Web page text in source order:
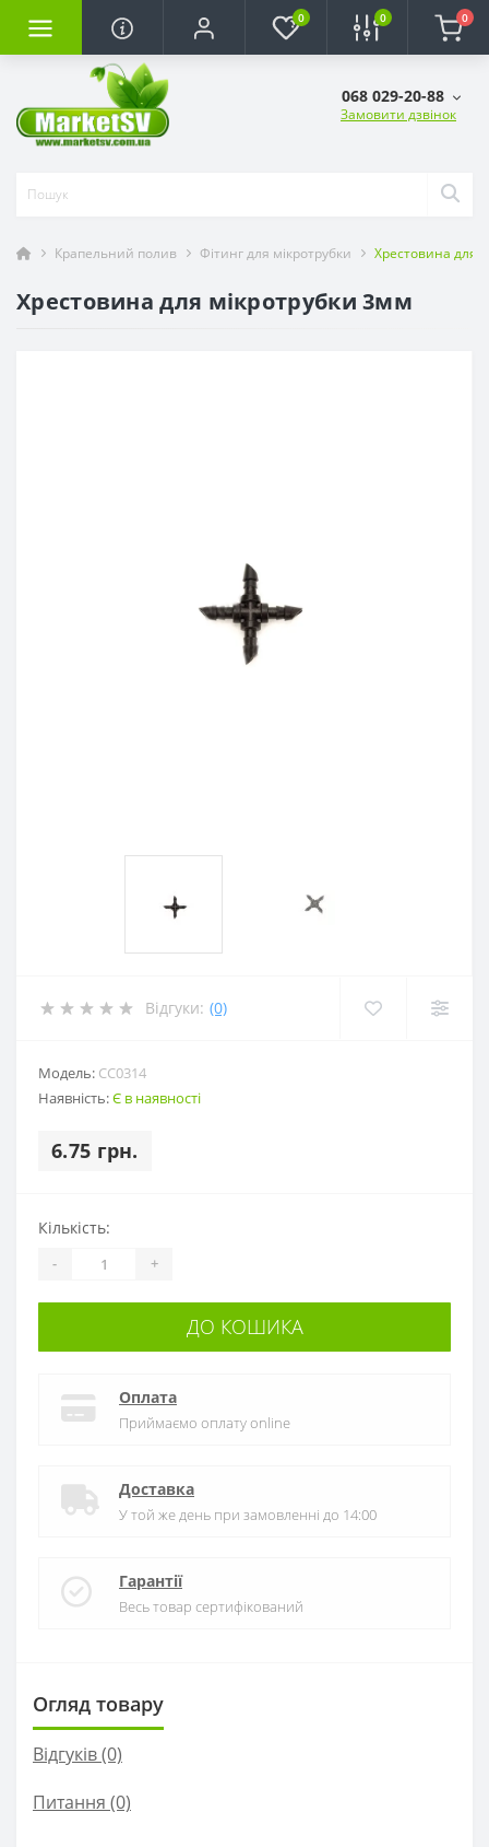
0 0 0
068 029-20-88
Замовити дзвінок
Крапельний полив Фітинг для мікротрубки Хрестовина для
Хрестовина для мікротрубки 3мм
Відгуки: (0)
Модель: CC0314
Наявність:Є в наявності
6.75 грн.
Кількість:
- +
ДО КОШИКА
Оплата
Приймаємо оплату online
Доставка
У той же день при замовленні до 14:00
Гарантії
Весь товар сертифікований
Огляд товару
Відгуків (0)
Питання (0)